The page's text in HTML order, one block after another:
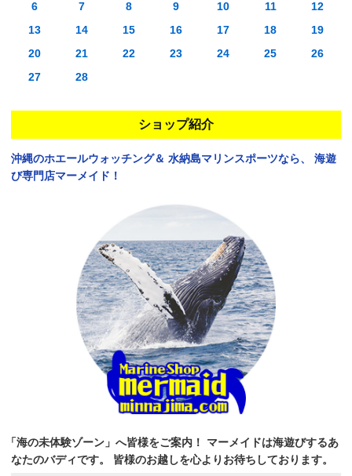
6 7 8 9 10 11
12
13
14 15 16 17 18
19
20
21 22 23 24 25
26
27
28
ショップ紹介
沖縄のホエールウォッチング＆ 水納島マリンスポーツなら、
海遊
び専門店マーメイド！
「海の未体験ゾーン」へ皆様をご案内！
マーメイドは海遊びするあ
なたのバディです。
皆様のお越しを心よりお待ちしております。